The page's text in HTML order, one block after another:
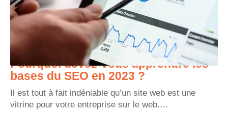
Pourquoi devez-vous apprendre les
bases du SEO en 2023 ?
Il est tout à fait indéniable qu’un site web est une
vitrine pour votre entreprise sur le web.…